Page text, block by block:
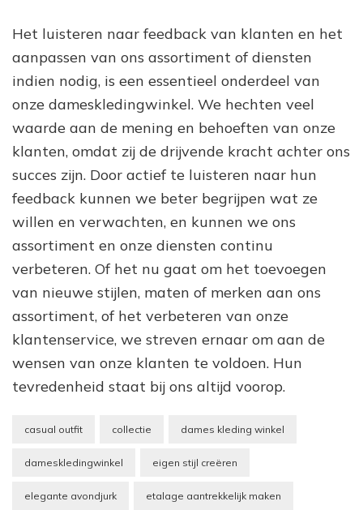
Het luisteren naar feedback van klanten en het
aanpassen van ons assortiment of diensten
indien nodig, is een essentieel onderdeel van
onze dameskledingwinkel. We hechten veel
waarde aan de mening en behoeften van onze
klanten, omdat zij de drijvende kracht achter ons
succes zijn. Door actief te luisteren naar hun
feedback kunnen we beter begrijpen wat ze
willen en verwachten, en kunnen we ons
assortiment en onze diensten continu
verbeteren. Of het nu gaat om het toevoegen
van nieuwe stijlen, maten of merken aan ons
assortiment, of het verbeteren van onze
klantenservice, we streven ernaar om aan de
wensen van onze klanten te voldoen. Hun
tevredenheid staat bij ons altijd voorop.
casual outfit collectie dames kleding winkel
dameskledingwinkel eigen stijl creëren
elegante avondjurk etalage aantrekkelijk maken